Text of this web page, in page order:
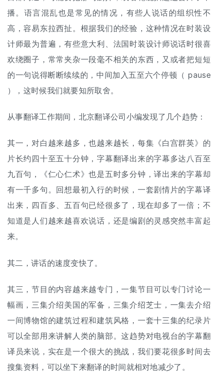
播。语言混乱也是常见的情况，有些人说话的组织性不
高，容易东拉西扯。根据我们的经验，这种情况在时装设
计师最为普遍，有些意大利、法国时装设计师说话时很喜
欢绕圈子，常常夹杂一段毫不相关的东西，又或者把短短
的一句说得断断续续的，中间加入五至六个停顿（ pause
），这时候我们就要知所取舍。
从事翻译工作期间，北京翻译公司小编发现了几个趋势：
其一，对白越来越多，也越来越长，每集《白宫群英》的
片长约四十至五十分钟，字幕翻译出来的字幕多达八百至
九百句，《仁心仁术》也是五时多分钟，译出来的字幕却
有一千多句。回想最初入行的时候，一套剧情片的字幕译
出来，四百多、五百句已经很多了，现在却多了一倍；不
知道是人们越来越喜欢说话，还是编剧的灵感突然丰富起
来。
其二，讲话的速度变快了。
其三，节目的内容越来越专门，一集节目可以专门讨论一
幅画，三集介绍美国的军备，三集介绍芝士，一集去介绍
一间博物馆的建筑过程和建筑风格，一套十三集的纪录片
可以全部用来讲解人类的脑部。这趋势对电视台的字幕翻
译员来说，实在是一个很大的挑战，我们要花很多时间去
搜集资料，可以坐下来翻译的时间就相对地减少了。